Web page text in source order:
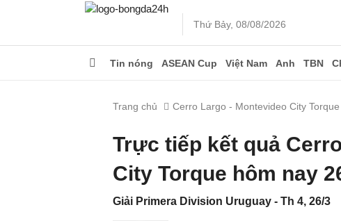
Thứ Bảy, 08/08/2026
Tin nóng ASEAN Cup Việt Nam Anh TBN
Trang chủ Cerro Largo - Montevideo City Torque
Trực tiếp kết quả
City Torque hôm nay
Giải Primera Division Uruguay - Th 4, 26/3